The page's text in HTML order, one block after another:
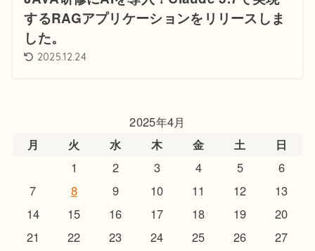
するRAGアプリケーションをリリースしま
した。
2025.12.24
2025年4月
月
火 水 木 金 土
日
1
2 3 4 5
6
7
8 9 10 11 12
13
14
15 16 17 18 19
20
21
22 23 24 25 26
27